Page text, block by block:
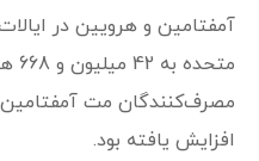
افزایش یافته بود.